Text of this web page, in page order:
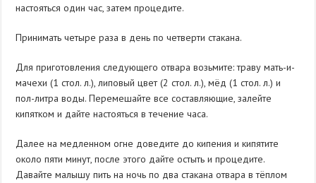
настояться один час, затем процедите.
Принимать четыре раза в день по четверти стакана.
Для приготовления следующего отвара возьмите: траву мать-и-
мачехи (1 стол. л.), липовый цвет (2 стол. л.), мёд (1 стол. л.) и
пол-литра воды. Перемешайте все составляющие, залейте
кипятком и дайте настояться в течение часа.
Далее на медленном огне доведите до кипения и кипятите
около пяти минут, после этого дайте остыть и процедите.
Давайте малышу пить на ночь по два стакана отвара в тёплом